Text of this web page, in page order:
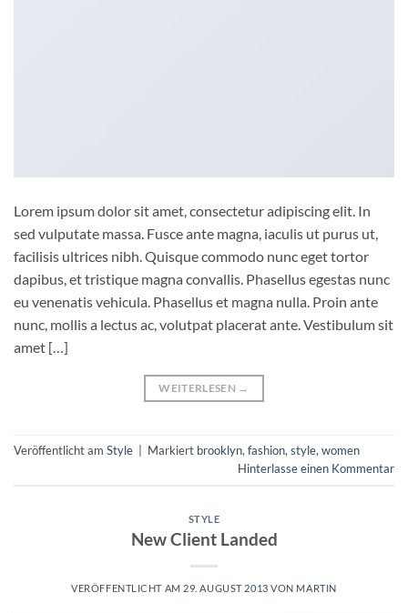
Lorem ipsum dolor sit amet, consectetur adipiscing elit. In
sed vulputate massa. Fusce ante magna, iaculis ut purus ut,
facilisis ultrices nibh. Quisque commodo nunc eget tortor
dapibus, et tristique magna convallis. Phasellus egestas nunc
eu venenatis vehicula. Phasellus et magna nulla. Proin ante
nunc, mollis a lectus ac, volutpat placerat ante. Vestibulum sit
amet […]
WEITERLESEN →
Veröffentlicht am Style Markiert brooklyn, fashion, style, women
Hinterlasse einen Kommentar
STYLE
New Client Landed
VERÖFFENTLICHT AM 29. AUGUST 2013 VON MARTIN